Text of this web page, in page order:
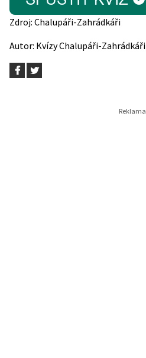
Zdroj: Chalupáři-Zahrádkáři
Autor: Kvízy Chalupáři-Zahrádkáři